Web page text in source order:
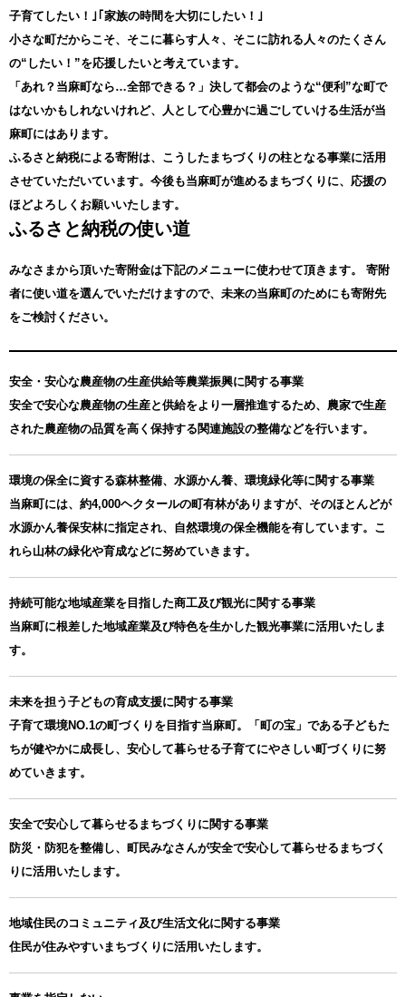
子育てしたい！｣｢家族の時間を大切にしたい！｣
小さな町だからこそ、そこに暮らす人々、そこに訪れる人々のたくさん
の“したい！”を応援したいと考えています。
「あれ？当麻町なら…全部できる？」決して都会のような“便利”な町で
はないかもしれないけれど、人として心豊かに過ごしていける生活が当
麻町にはあります。
ふるさと納税による寄附は、こうしたまちづくりの柱となる事業に活用
させていただいています。今後も当麻町が進めるまちづくりに、応援の
ほどよろしくお願いいたします。
ふるさと納税の使い道
みなさまから頂いた寄附金は下記のメニューに使わせて頂きます。
寄附
者に使い道を選んでいただけますので、未来の当麻町のためにも寄附先
をご検討ください。
安全・安心な農産物の生産供給等農業振興に関する事業
安全で安心な農産物の生産と供給をより一層推進するため、農家で生産
された農産物の品質を高く保持する関連施設の整備などを行います。
環境の保全に資する森林整備、水源かん養、環境緑化等に関する事業
当麻町には、約4,000ヘクタールの町有林がありますが、そのほとんどが
水源かん養保安林に指定され、自然環境の保全機能を有しています。こ
れら山林の緑化や育成などに努めていきます。
持続可能な地域産業を目指した商工及び観光に関する事業
当麻町に根差した地域産業及び特色を生かした観光事業に活用いたしま
す。
未来を担う子どもの育成支援に関する事業
子育て環境NO.1の町づくりを目指す当麻町。「町の宝」である子どもた
ちが健やかに成長し、安心して暮らせる子育てにやさしい町づくりに努
めていきます。
安全で安心して暮らせるまちづくりに関する事業
防災・防犯を整備し、町民みなさんが安全で安心して暮らせるまちづく
りに活用いたします。
地域住民のコミュニティ及び生活文化に関する事業
住民が住みやすいまちづくりに活用いたします。